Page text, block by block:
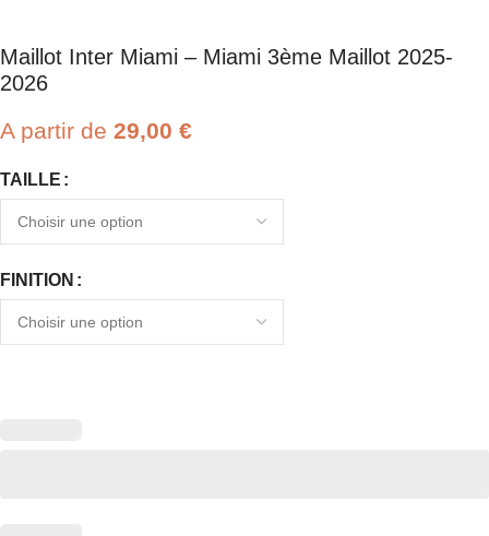
Maillot Inter Miami – Miami 3ème Maillot 2025-
2026
A partir de 29,00 €
TAILLE
FINITION